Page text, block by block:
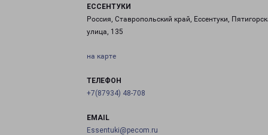
ЕССЕНТУКИ
Россия, Ставропольский край, Ессентуки,
улица, 135
на карте
ТЕЛЕФОН
+7(87934) 48-708
EMAIL
Essentuki@pecom.ru